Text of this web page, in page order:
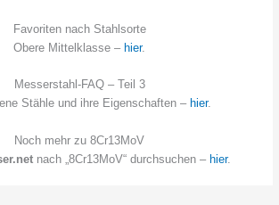
Favoriten nach Stahlsorte
Obere Mittelklasse – hier.
Messerstahl-FAQ – Teil 3
Stähle und ihre Eigenschaften – hier.
Noch mehr zu 8Cr13MoV
nach „8Cr13MoV“ durchsuchen – hier.